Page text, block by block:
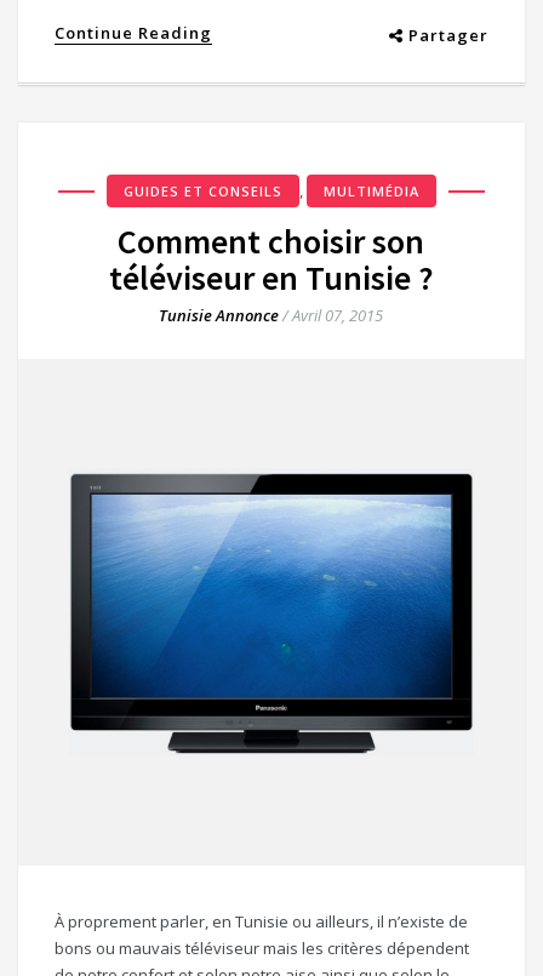
Continue Reading Partager
GUIDES ET CONSEILS , MULTIMÉDIA
Comment choisir son
téléviseur en Tunisie ?
Tunisie Annonce/Avril 07, 2015
À proprement parler, en Tunisie ou ailleurs, il n’existe de
bons ou mauvais téléviseur mais les critères dépendent